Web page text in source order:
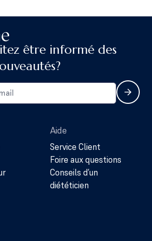
être informé des
Aide
Service Client
Foire aux questions
Conseils d’un
diététicien